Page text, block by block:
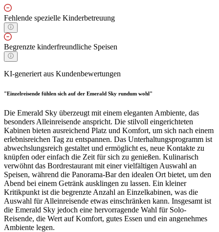
Fehlende spezielle Kinderbetreuung
Begrenzte kinderfreundliche Speisen
KI-generiert aus Kundenbewertungen
"Einzelreisende fühlen sich auf der Emerald Sky rundum wohl"
Die Emerald Sky überzeugt mit einem eleganten Ambiente, das
besonders Alleinreisende anspricht. Die stilvoll eingerichteten
Kabinen bieten ausreichend Platz und Komfort, um sich nach einem
erlebnisreichen Tag zu entspannen. Das Unterhaltungsprogramm ist
abwechslungsreich gestaltet und ermöglicht es, neue Kontakte zu
knüpfen oder einfach die Zeit für sich zu genießen. Kulinarisch
verwöhnt das Bordrestaurant mit einer vielfältigen Auswahl an
Speisen, während die Panorama-Bar den idealen Ort bietet, um den
Abend bei einem Getränk ausklingen zu lassen. Ein kleiner
Kritikpunkt ist die begrenzte Anzahl an Einzelkabinen, was die
Auswahl für Alleinreisende etwas einschränken kann. Insgesamt ist
die Emerald Sky jedoch eine hervorragende Wahl für Solo-
Reisende, die Wert auf Komfort, gutes Essen und ein angenehmes
Ambiente legen.